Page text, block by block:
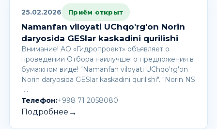
25.02.2026 Приём открыт
Namanfan viloyati UChqo'rg'on Norin
daryosida GESlar kaskadini qurilishi
Внимание! AО «Гидропроект» объявляет о
проведении Отбора наилучшего предложения в
бумажном виде! "Namanfan viloyati UChqo'rg'on
Norin daryosida GESlar kaskadini qurilishi". "Norin NS
-…
Телефон:+998 71 2058080
Подробнее →